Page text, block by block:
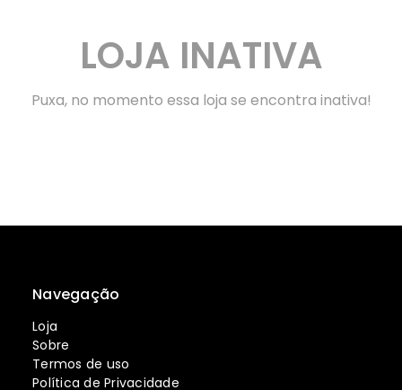
LOJA INATIVA
Puxa, no momento essa loja se encontra inativa!
Navegação
Loja
Sobre
Termos de uso
Política de Privacidade